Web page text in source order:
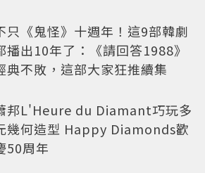
只《鬼怪》十週年！這9部韓劇
播出10年了：《請回答1988》
典不敗，這部大家狂推續集
邦L'Heure du Diamant巧玩多
幾何造型 Happy Diamonds歡
50周年